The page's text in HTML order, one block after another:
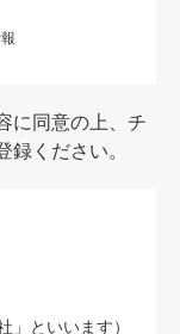
に同意の上、チ
ください。
といいます）